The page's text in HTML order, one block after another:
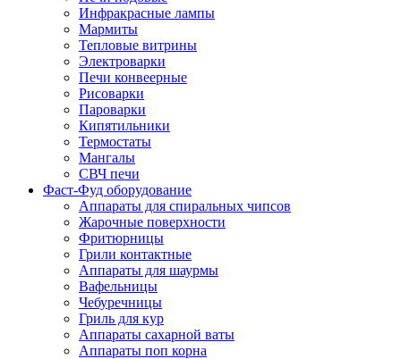
Инфракрасные лампы
Мармиты
Тепловые витрины
Электроварки
Печи конвеерные
Рисоварки
Пароварки
Кипятильники
Термостаты
Мангалы
СВЧ печи
Фаст-Фуд оборудование
Аппараты для спиральных чипсов
Жарочные поверхности
Фритюрницы
Грили контактные
Аппараты для шаурмы
Вафельницы
Чебуречницы
Гриль для кур
Аппараты сахарной ваты
Аппараты поп корна